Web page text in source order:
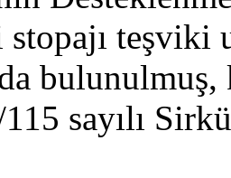
teşviki
sayılı